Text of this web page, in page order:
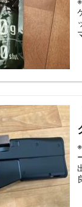
※